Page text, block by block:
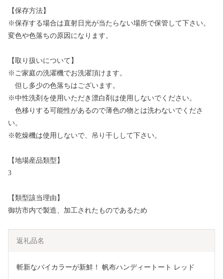
【保存方法】
※保存する場合は直射日光が当たらない場所で保管して下さい。
変色や色落ちの原因になります。
【取り扱いについて】
※ご家庭の洗濯機でお洗濯頂けます。
但し多少の色落ちはございます。
※中性洗剤を使用いただき漂白剤は使用しないでください。
色移りする可能性があるので薄色の物とは洗わないでくださ
い。
※乾燥機は使用しないで、吊り干しして下さい。
【地場産品類型】
3
【類型該当理由】
御坊市内で製造、加工されたものであるため
返礼品名
斬新なバイカラーが新鮮！ 帆布ハンディートート レッド